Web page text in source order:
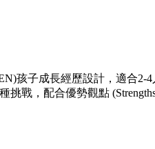
孩子成長經歷設計，適合
戰，配合優勢觀點